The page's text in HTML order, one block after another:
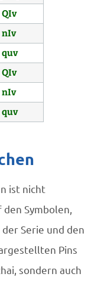
nIv
ist nicht
Symbolen,
Serie und den
Pins
sondern auch